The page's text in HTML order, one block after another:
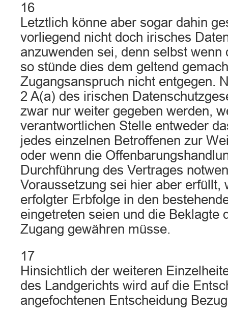
16
Letztlich könne aber sogar dahin
vorliegend nicht doch irisches
anzuwenden sei, denn selbst wenn
so stünde dies dem geltend
Zugangsanspruch nicht entgegen.
2 A(a) des irischen
zwar nur weiter gegeben werden,
verantwortlichen Stelle entweder
jedes einzelnen Betroffenen zur
oder wenn die
Durchführung des Vertrages
Voraussetzung sei hier aber erfüllt,
erfolgter Erbfolge in den
eingetreten seien und die Beklagte
Zugang gewähren müsse.
17
Hinsichtlich der weiteren
des Landgerichts wird auf die
angefochtenen Entscheidung